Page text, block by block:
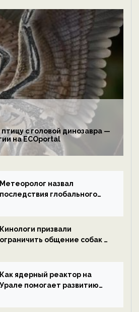
с головой динозавра —
на ECOportal
Метеоролог назвал
последствия глобального
ECOportal
Кинологи призвали
ограничить общение собак с
ECOportal
Как ядерный реактор на
Урале помогает развитию